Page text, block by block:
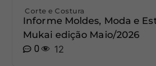
Corte e Costura
Informe Moldes, Moda e
Mukai edição Maio/2026
0
12